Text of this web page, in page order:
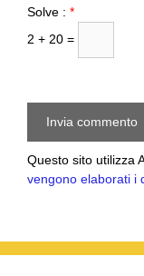
Solve : *
2 + 20 =
Questo sito utilizza
vengono elaborati i